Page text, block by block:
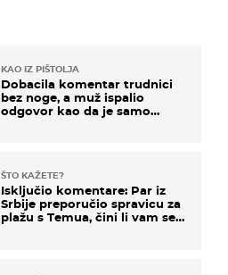
KAO IZ PIŠTOLJA
Dobacila komentar trudnici
bez noge, a muž ispalio
odgovor kao da je samo
ŠTO KAŽETE?
Isključio komentare: Par iz
Srbije preporučio spravicu za
plažu s Temua, čini li vam se